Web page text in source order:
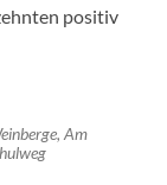
positiv
Am